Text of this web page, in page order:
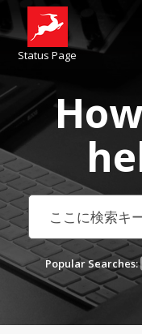
Status Page
Popular Searches: